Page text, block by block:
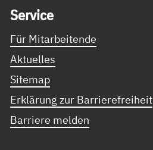
Ser­vice
Für Mitarbeitende
Aktuelles
Sitemap
Erklärung zur Barrierefreiheit
Barriere melden